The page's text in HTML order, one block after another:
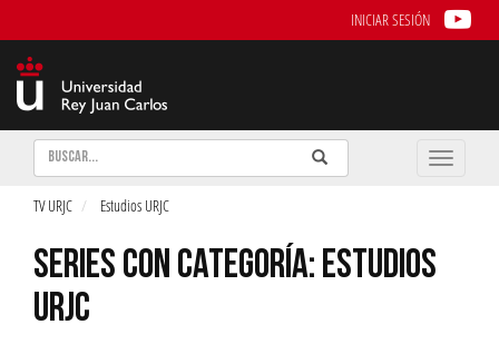
INICIAR SESIÓN
Buscar Enviar
Buscar
Toggle
TV URJC Estudios URJC
SERIES CON CATEGORÍA: ESTUDIOS
URJC